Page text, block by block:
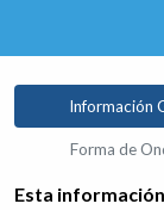
Información
Forma de
Esta